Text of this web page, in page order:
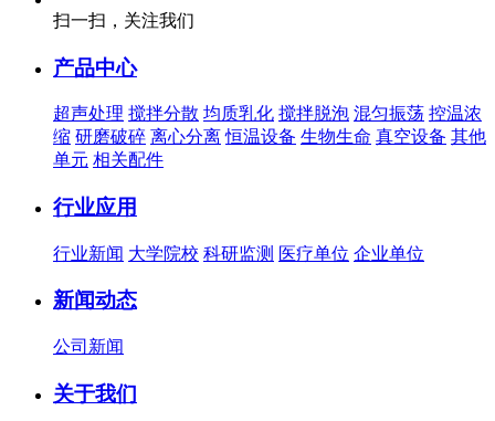
扫一扫，关注我们
产品中心
超声处理 搅拌分散 均质乳化 搅拌脱泡 混匀振荡 控温浓
缩 研磨破碎 离心分离 恒温设备 生物生命 真空设备 其他
单元 相关配件
行业应用
行业新闻 大学院校 科研监测 医疗单位 企业单位
新闻动态
公司新闻
关于我们